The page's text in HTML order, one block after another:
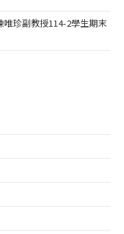
唯珍副教授114-2學生期末